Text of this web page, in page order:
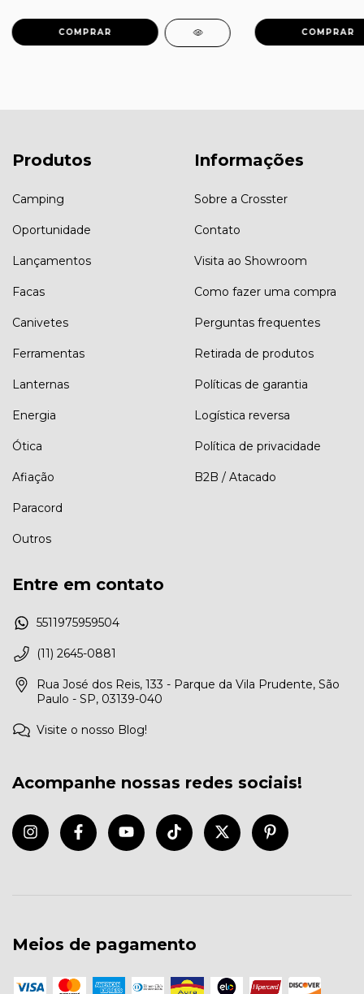
Produtos
Camping
Oportunidade
Lançamentos
Facas
Canivetes
Ferramentas
Lanternas
Energia
Ótica
Afiação
Paracord
Outros
Informações
Sobre a Crosster
Contato
Visita ao Showroom
Como fazer uma compra
Perguntas frequentes
Retirada de produtos
Políticas de garantia
Logística reversa
Política de privacidade
B2B / Atacado
Entre em contato
5511975959504
(11) 2645-0881
Rua José dos Reis, 133 - Parque da Vila Prudente, São
Paulo - SP, 03139-040
Visite o nosso Blog!
Acompanhe nossas redes sociais!
Meios de pagamento